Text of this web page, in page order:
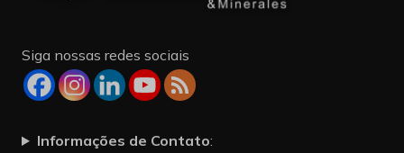
Siga nossas redes sociais
Informações de Contato: